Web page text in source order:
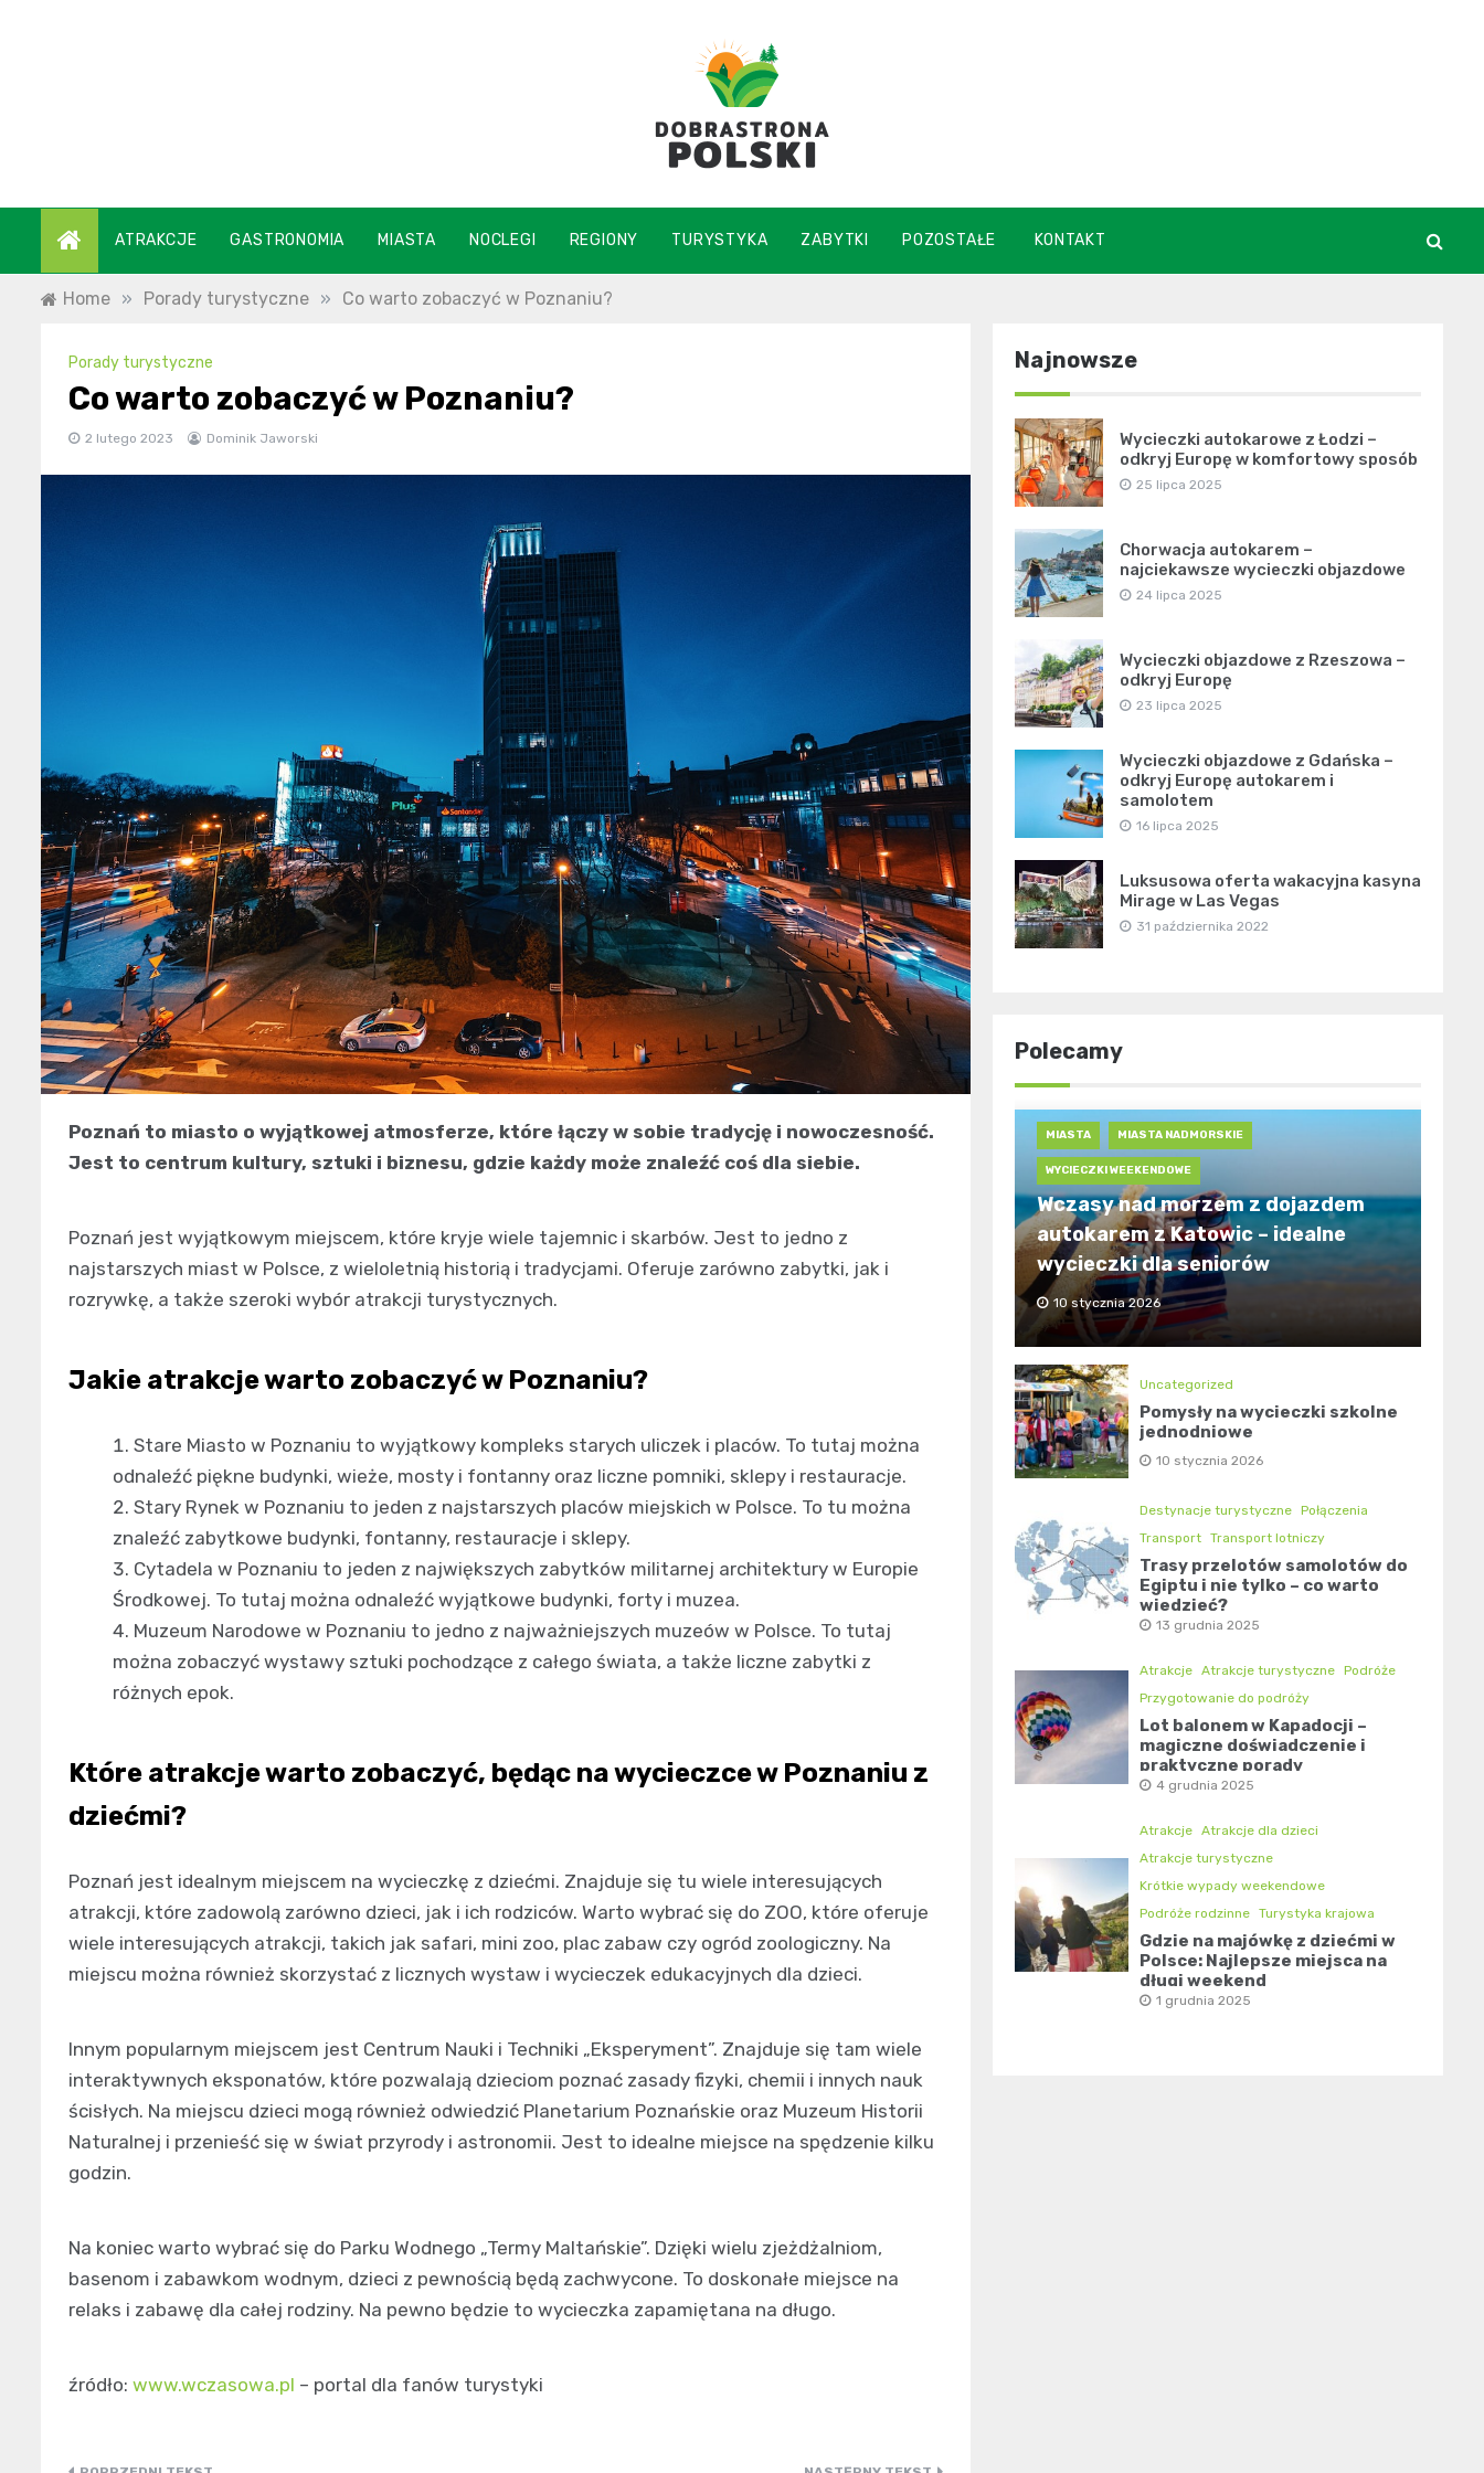
DobraStronaPolski.pl
ATRAKCJE GASTRONOMIA MIASTA NOCLEGI REGIONY TURYSTYKA ZABYTKI POZOSTAŁE KONTAKT
Home » Porady turystyczne » Co warto zobaczyć w Poznaniu?
Porady turystyczne
Co warto zobaczyć w Poznaniu?
2 lutego 2023 Dominik Jaworski
Poznań to miasto o wyjątkowej atmosferze, które łączy w sobie tradycję i nowoczesność.
Jest to centrum kultury, sztuki i biznesu, gdzie każdy może znaleźć coś dla siebie.
Poznań jest wyjątkowym miejscem, które kryje wiele tajemnic i skarbów. Jest to jedno z
najstarszych miast w Polsce, z wieloletnią historią i tradycjami. Oferuje zarówno zabytki, jak i
rozrywkę, a także szeroki wybór atrakcji turystycznych.
Jakie atrakcje warto zobaczyć w Poznaniu?
Stare Miasto w Poznaniu to wyjątkowy kompleks starych uliczek i placów. To tutaj można
odnaleźć piękne budynki, wieże, mosty i fontanny oraz liczne pomniki, sklepy i restauracje.
Stary Rynek w Poznaniu to jeden z najstarszych placów miejskich w Polsce. To tu można
znaleźć zabytkowe budynki, fontanny, restauracje i sklepy.
Cytadela w Poznaniu to jeden z największych zabytków militarnej architektury w Europie
Środkowej. To tutaj można odnaleźć wyjątkowe budynki, forty i muzea.
Muzeum Narodowe w Poznaniu to jedno z najważniejszych muzeów w Polsce. To tutaj
można zobaczyć wystawy sztuki pochodzące z całego świata, a także liczne zabytki z
różnych epok.
Które atrakcje warto zobaczyć, będąc na wycieczce w Poznaniu z
dziećmi?
Poznań jest idealnym miejscem na wycieczkę z dziećmi. Znajduje się tu wiele interesujących
atrakcji, które zadowolą zarówno dzieci, jak i ich rodziców. Warto wybrać się do ZOO, które oferuje
wiele interesujących atrakcji, takich jak safari, mini zoo, plac zabaw czy ogród zoologiczny. Na
miejscu można również skorzystać z licznych wystaw i wycieczek edukacyjnych dla dzieci.
Innym popularnym miejscem jest Centrum Nauki i Techniki „Eksperyment”. Znajduje się tam wiele
interaktywnych eksponatów, które pozwalają dzieciom poznać zasady fizyki, chemii i innych nauk
ścisłych. Na miejscu dzieci mogą również odwiedzić Planetarium Poznańskie oraz Muzeum Historii
Naturalnej i przenieść się w świat przyrody i astronomii. Jest to idealne miejsce na spędzenie kilku
godzin.
Na koniec warto wybrać się do Parku Wodnego „Termy Maltańskie”. Dzięki wielu zjeżdżalniom,
basenom i zabawkom wodnym, dzieci z pewnością będą zachwycone. To doskonałe miejsce na
relaks i zabawę dla całej rodziny. Na pewno będzie to wycieczka zapamiętana na długo.
źródło: www.wczasowa.pl – portal dla fanów turystyki
Najnowsze
Wycieczki autokarowe z Łodzi –
odkryj Europę w komfortowy sposób
25 lipca 2025
Chorwacja autokarem –
najciekawsze wycieczki objazdowe
24 lipca 2025
Wycieczki objazdowe z Rzeszowa –
odkryj Europę
23 lipca 2025
Wycieczki objazdowe z Gdańska –
odkryj Europę autokarem i
samolotem
16 lipca 2025
Luksusowa oferta wakacyjna kasyna
Mirage w Las Vegas
31 października 2022
Polecamy
MIASTA MIASTA NADMORSKIE
WYCIECZKI WEEKENDOWE
Wczasy nad morzem z dojazdem
autokarem z Katowic – idealne
wycieczki dla seniorów
10 stycznia 2026
Uncategorized
Pomysły na wycieczki szkolne
jednodniowe
10 stycznia 2026
Destynacje turystyczne Połączenia
Transport Transport lotniczy
Trasy przelotów samolotów do
Egiptu i nie tylko – co warto
wiedzieć?
13 grudnia 2025
Atrakcje Atrakcje turystyczne Podróże
Przygotowanie do podróży
Lot balonem w Kapadocji –
magiczne doświadczenie i
praktyczne porady
4 grudnia 2025
Atrakcje Atrakcje dla dzieci
Atrakcje turystyczne
Krótkie wypady weekendowe
Podróże rodzinne Turystyka krajowa
Gdzie na majówkę z dziećmi w
Polsce: Najlepsze miejsca na
długi weekend
1 grudnia 2025